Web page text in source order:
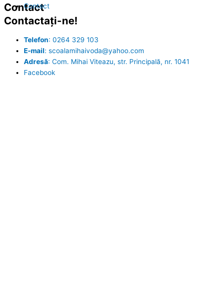
Contact
Contact
Contactați-ne!
Telefon: 0264 329 103
E-mail: scoalamihaivoda@yahoo.com
Adresă: Com. Mihai Viteazu, str. Principală, nr. 1041
Facebook